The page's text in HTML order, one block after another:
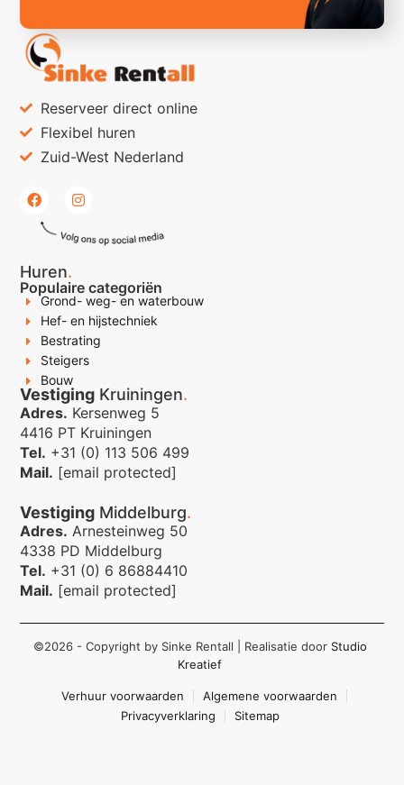
Reserveer direct online
Flexibel huren
Zuid-West Nederland
Huren.
Populaire categoriën
Grond- weg- en waterbouw
Hef- en hijstechniek
Bestrating
Steigers
Bouw
Vestiging Kruiningen.
Adres. Kersenweg 5
4416 PT Kruiningen
Tel. +31 (0) 113 506 499
Mail. [email protected]
Vestiging Middelburg.
Adres. Arnesteinweg 50
4338 PD Middelburg
Tel. +31 (0) 6 86884410
Mail. [email protected]
©2026 - Copyright by Sinke Rentall | Realisatie door Studio
Kreatief
Verhuur voorwaarden
Algemene voorwaarden
Privacyverklaring
Sitemap